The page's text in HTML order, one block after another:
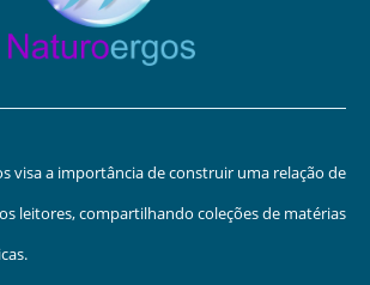
visa a importância de construir uma relação de
leitores, compartilhando coleções de matérias